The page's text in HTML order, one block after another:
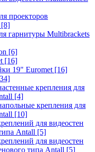
проекторов
[8]
гарнитуры Multibrackets
[6]
[16]
19" Euromet [16]
крепления для
[4]
крепления для
[10]
для видеостен
Antall [5]
для видеостен
типа Antall [5]